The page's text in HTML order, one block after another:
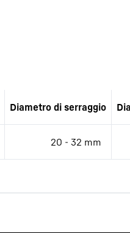
Diametro di serraggio
20 - 32 mm